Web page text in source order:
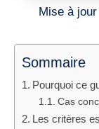
Mise à
Sommaire
Pourquoi ce
Cas
Les critères